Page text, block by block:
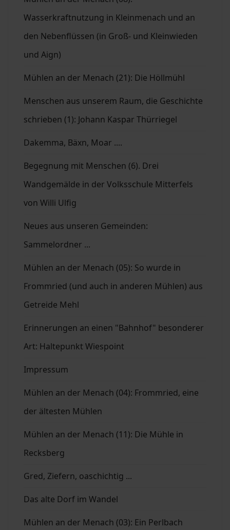
Wasserkraftnutzung in Kleinmenach und an
den Nebenflüssen (in Groß- und Kleinwieden
und Aign)
Mühlen an der Menach (21): Die Höllmühl
Menschen aus unserem Raum, die Geschichte
schrieben (1): Johann Kaspar Thürriegel
Dakemma, Bäxn, Moar ....
Begegnung mit Menschen (6). Drei
Wandgemälde in der Volksschule Mitterfels
von Willi Ulfig
Neues aus unseren Gemeinden:
Sammelordner ...
Mühlen an der Menach (05): So wurde in
Frommried (und auch in anderen Mühlen) aus
Getreide Mehl
Erinnerungen an einen "Bahnhof" besonderer
Art: Haltepunkt Wiespoint
Impressum
Mühlen an der Menach (04): Frommried, eine
der ältesten Mühlen
Mühlen an der Menach (11): Die Mühle in
Recksberg
Gred, Ziefern, oaschichtig ...
Das alte Dorf im Wandel
Mühlen an der Menach (03): Ein Perlbach